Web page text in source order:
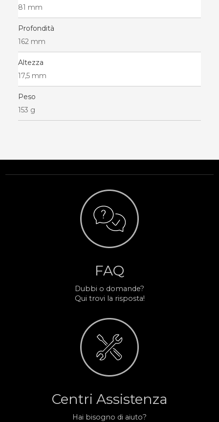
81 mm
Profondità
162 mm
Altezza
17,5 mm
Peso
153 g
FAQ
Dubbi o domande?
Qui trovi la risposta!
Centri Assistenza
Hai bisogno di aiuto?